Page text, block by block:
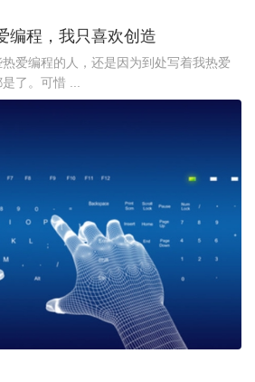
编程，我只喜欢创造
爱编程的人，还是因为到处写着我热爱
了。可惜 ...